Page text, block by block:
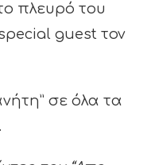
πλευρό του
guest τον
σε όλα τα